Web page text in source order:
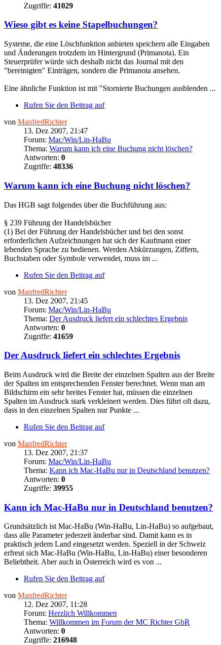
Zugriffe: 41029
Wieso gibt es keine Stapelbuchungen?
Systeme, die eine Löschfunktion anbieten speichern alle Eingaben
und Änderungen trotzdem im Hintergrund (Primanota). Ein
Steuerprüfer würde sich deshalb nicht das Journal mit den
"bereinigten" Einträgen, sondern die Primanota ansehen.
Eine ähnliche Funktion ist mit "Stornierte Buchungen ausblenden ...
Rufen Sie den Beitrag auf
von ManfredRichter
13. Dez 2007, 21:47
Forum: Mac/Win/Lin-HaBu
Thema: Warum kann ich eine Buchung nicht löschen?
Antworten: 0
Zugriffe: 48336
Warum kann ich eine Buchung nicht löschen?
Das HGB sagt folgendes über die Buchführung aus:
§ 239 Führung der Handelsbücher
(1) Bei der Führung der Handelsbücher und bei den sonst
erforderlichen Aufzeichnungen hat sich der Kaufmann einer
lebenden Sprache zu bedienen. Werden Abkürzungen, Ziffern,
Buchstaben oder Symbole verwendet, muss im ...
Rufen Sie den Beitrag auf
von ManfredRichter
13. Dez 2007, 21:45
Forum: Mac/Win/Lin-HaBu
Thema: Der Ausdruck liefert ein schlechtes Ergebnis
Antworten: 0
Zugriffe: 41659
Der Ausdruck liefert ein schlechtes Ergebnis
Beim Ausdruck wird die Breite der einzelnen Spalten aus der Breite
der Spalten im entsprechenden Fenster berechnet. Wenn man am
Bildschirm ein sehr breites Fenster hat, müssen die einzelnen
Spalten im Ausdruck stark verkleinert werden. Dies führt oft dazu,
dass in den einzelnen Spalten nur Punkte ...
Rufen Sie den Beitrag auf
von ManfredRichter
13. Dez 2007, 21:37
Forum: Mac/Win/Lin-HaBu
Thema: Kann ich Mac-HaBu nur in Deutschland benutzen?
Antworten: 0
Zugriffe: 39955
Kann ich Mac-HaBu nur in Deutschland benutzen?
Grundsätzlich ist Mac-HaBu (Win-HaBu, Lin-HaBu) so aufgebaut,
dass alle Parameter jederzeit änderbar sind. Damit kann es in
praktisch jedem Land eingesetzt werden. Speziell in der Schweiz
erfreut sich Mac-HaBu (Win-HaBu, Lin-HaBu) einer besonderen
Beliebtheit. Aber auch in Österreich wird es von ...
Rufen Sie den Beitrag auf
von ManfredRichter
12. Dez 2007, 11:28
Forum: Herzlich Willkommen
Thema: Willkommen im Forum der MC Richter GbR
Antworten: 0
Zugriffe: 216948